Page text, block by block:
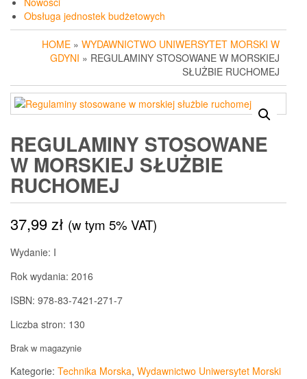
Obsługa jednostek budżetowych
HOME » WYDAWNICTWO UNIWERSYTET MORSKI W
GDYNI » REGULAMINY STOSOWANE W MORSKIEJ
SŁUŻBIE RUCHOMEJ
REGULAMINY STOSOWANE
W MORSKIEJ SŁUŻBIE
RUCHOMEJ
37,99zł (w tym 5% VAT)
Wydanie: I
Rok wydania: 2016
ISBN: 978-83-7421-271-7
Liczba stron: 130
Brak w magazynie
Kategorie: Technika Morska, Wydawnictwo Uniwersytet Morski